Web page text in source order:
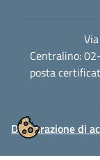
Centralino:
posta
Dichiarazione di